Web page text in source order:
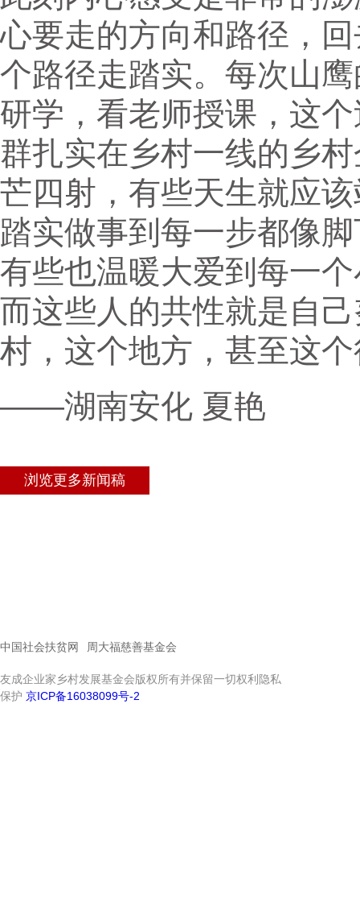
心要走的方向和路径，
个路径走踏实。每次山
研学，看老师授课，这
群扎实在乡村一线的乡
芒四射，有些天生就应
踏实做事到每一步都像
有些也温暖大爱到每一
而这些人的共性就是自
村，这个地方，甚至这
——湖南安化 夏艳
浏览更多新闻稿
中国社会扶贫网 周大福慈善基金会
友成企业家乡村发展基金会版权所有并保留一切权利隐私
保护 京ICP备16038099号-2